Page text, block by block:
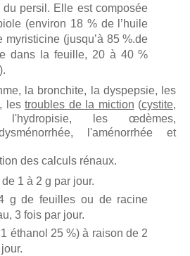
du persil. Elle est composée
(environ 18 % de l’huile
myristicine (jusqu’à 85 %.de
dans la feuille, 20 à 40 %
la bronchite, la dyspepsie, les
les troubles de la miction (cystite,
les œdèmes,
l'aménorrhée et
des calculs rénaux.
1 à 2 g par jour.
g de feuilles ou de racine
3 fois par jour.
éthanol 25 %) à raison de 2